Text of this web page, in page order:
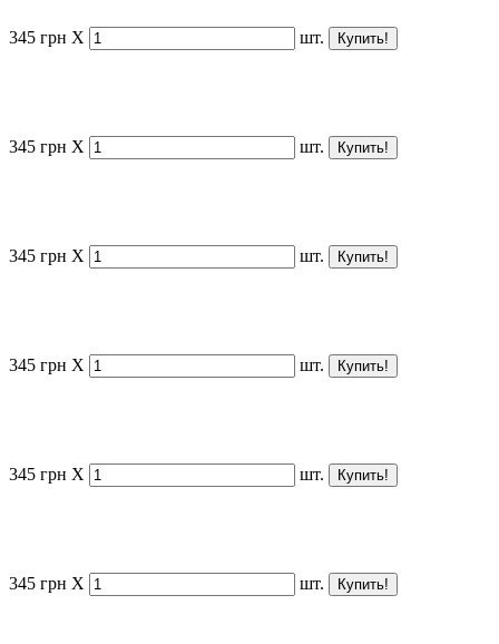
345 грн X шт.
345 грн X шт.
345 грн X шт.
345 грн X шт.
345 грн X шт.
345 грн X шт.